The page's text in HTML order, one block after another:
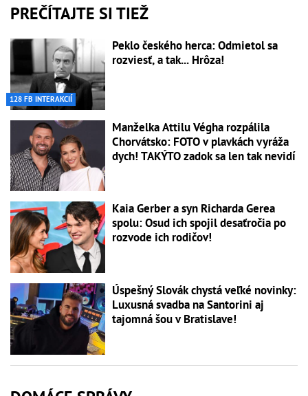
PREČÍTAJTE SI TIEŽ
128 FB INTERAKCIÍ
Peklo českého herca: Odmietol sa
rozviesť, a tak... Hrôza!
Manželka Attilu Végha rozpálila
Chorvátsko: FOTO v plavkách vyráža
dych! TAKÝTO zadok sa len tak nevidí
Kaia Gerber a syn Richarda Gerea
spolu: Osud ich spojil desaťročia po
rozvode ich rodičov!
Úspešný Slovák chystá veľké novinky:
Luxusná svadba na Santorini aj
tajomná šou v Bratislave!